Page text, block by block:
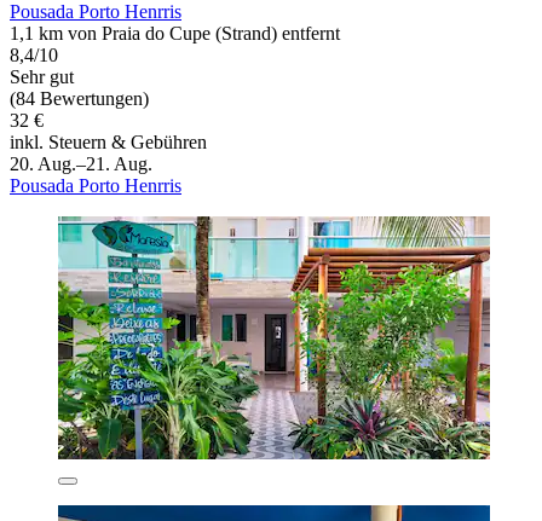
Pousada Porto Henrris
1,1 km von Praia do Cupe (Strand) entfernt
8,4/10
Sehr gut
(84 Bewertungen)
32 €
inkl. Steuern & Gebühren
20. Aug.–21. Aug.
Pousada Porto Henrris